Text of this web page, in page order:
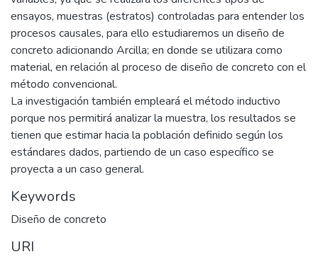
ensayos, muestras (estratos) controladas para entender los
procesos causales, para ello estudiaremos un diseño de
concreto adicionando Arcilla; en donde se utilizara como
material, en relación al proceso de diseño de concreto con el
método convencional.
La investigación también empleará el método inductivo
porque nos permitirá analizar la muestra, los resultados se
tienen que estimar hacia la población definido según los
estándares dados, partiendo de un caso específico se
proyecta a un caso general.
Keywords
Diseño de concreto
URI